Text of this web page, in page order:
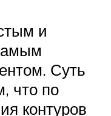
и
Суть
что по
контуров